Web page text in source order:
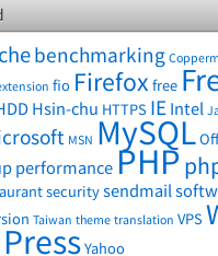
benchmarking
fio Firefox free
Hsin-chu HTTPS IEIntel
MSN MySQL
performancePHP
securitysendmail
Taiwan theme translation VPS
Yahoo